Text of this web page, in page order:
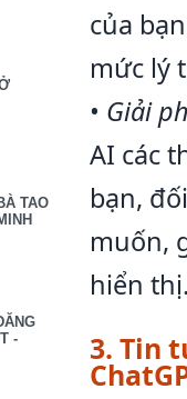
TAO
-
của
mức lý
• Giải
AI các
bạn,
muốn,
hiển
3. Tin